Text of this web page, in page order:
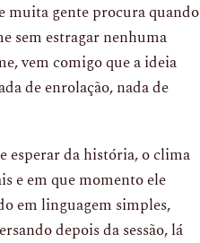
muita gente procura quando
sem estragar nenhuma
vem comigo que a ideia
de enrolação, nada de
esperar da história, o clima
e em que momento ele
em linguagem simples,
depois da sessão, lá